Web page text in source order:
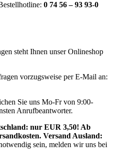
0 74 56 – 93 93-0
steht Ihnen unser Onlineshop
vorzugsweise per E-Mail an:
Sie uns Mo-Fr von 9:00-
Anrufbeantworter.
nur EUR 3,50! Ab
Versand Ausland:
sein, melden wir uns bei